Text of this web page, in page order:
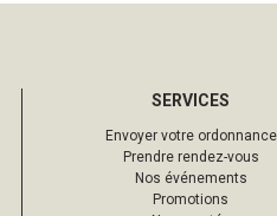
SERVICES
Envoyer votre ordonnance
Prendre rendez-vous
Nos événements
Promotions